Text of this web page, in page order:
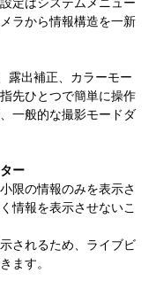
ラから情報構造を一新
露出補正、カラーモー
先ひとつで簡単に操作
一般的な撮影モードダ
ー
限の情報のみを表示さ
情報を表示させないこ
されるため、ライブビ
ます。